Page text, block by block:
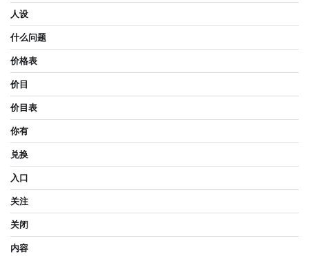
人设
什么问题
价格表
价目
价目表
你有
兑换
入口
关注
关闭
内容